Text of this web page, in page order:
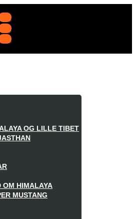
OG LILLE TIBET
OM HIMALAYA
MUSTANG